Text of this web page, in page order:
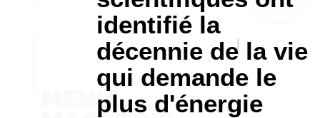
identifié la
décennie de la vie
qui demande le
plus d'énergie